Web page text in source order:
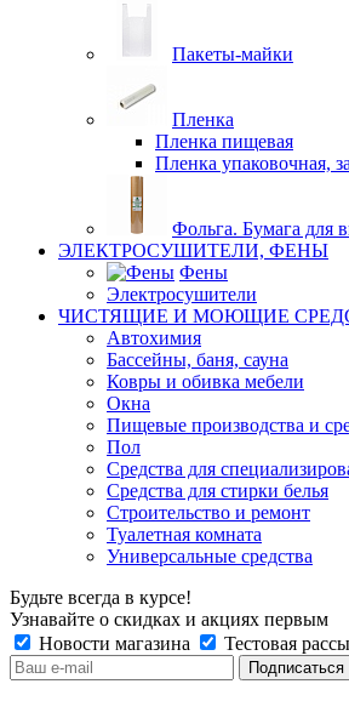
Пакеты-майки
Пленка
Пленка пищевая
Пленка упаковочная,
Фольга. Бумага для
ЭЛЕКТРОСУШИТЕЛИ, ФЕНЫ
Фены
Электросушители
ЧИСТЯЩИЕ И МОЮЩИЕ
Автохимия
Бассейны, баня, сауна
Ковры и обивка мебели
Окна
Пищевые производства и
Пол
Средства для
Средства для стирки белья
Строительство и ремонт
Туалетная комната
Универсальные средства
Будьте всегда в курсе!
Узнавайте о скидках и акциях первым
Новости магазина
Тестовая